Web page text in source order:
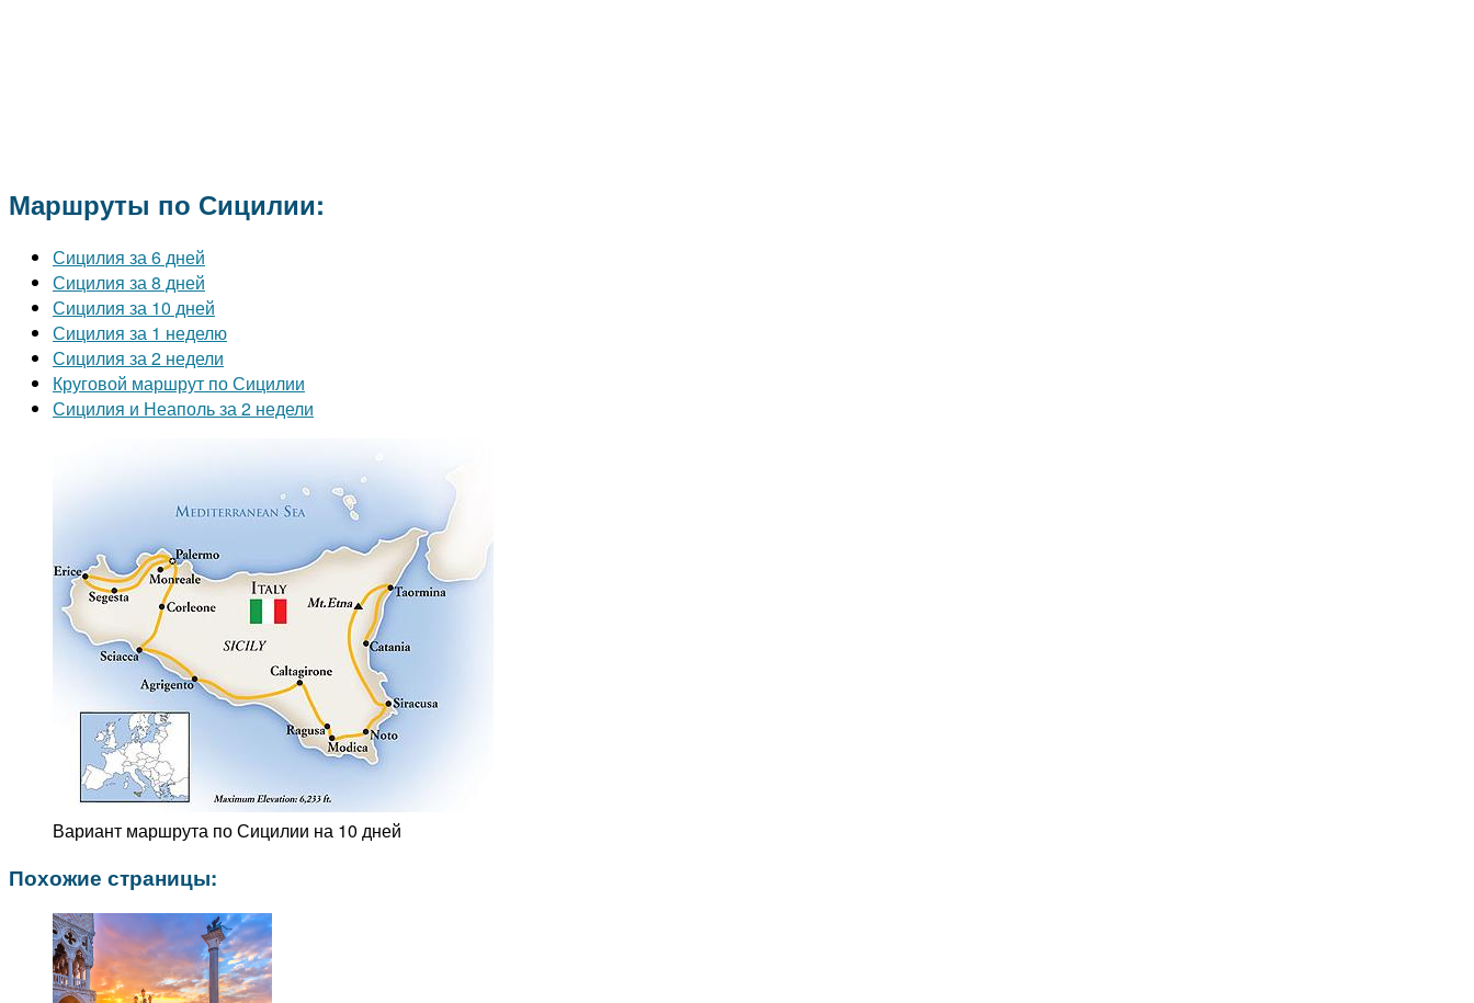
Маршруты по Сицилии:
Сицилия за 6 дней
Сицилия за 8 дней
Сицилия за 10 дней
Сицилия за 1 неделю
Сицилия за 2 недели
Круговой маршрут по Сицилии
Сицилия и Неаполь за 2 недели
Вариант маршрута по Сицилии на 10 дней
Похожие страницы: